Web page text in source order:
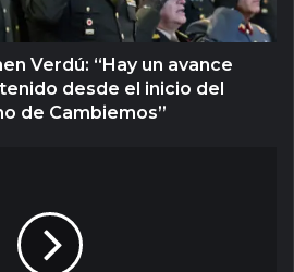
Verdú: “Hay un avance
desde el inicio del
de Cambiemos”